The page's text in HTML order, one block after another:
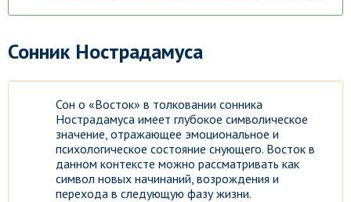
Сонник Нострадамуса
Сон о «Восток» в толковании сонника
Нострадамуса имеет глубокое символическое
значение, отражающее эмоциональное и
психологическое состояние снующего. Восток в
данном контексте можно рассматривать как
символ новых начинаний, возрождения и
перехода в следующую фазу жизни.